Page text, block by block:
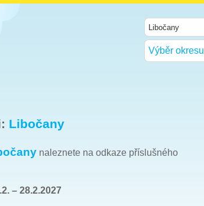
Výběr okresu
Libočany
naleznete na odkaze příslušného
– 28.2.2027